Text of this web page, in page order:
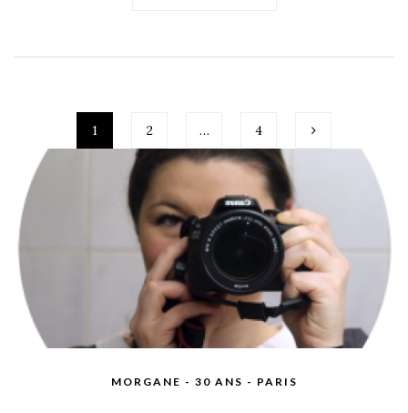
1 2 … 4
MORGANE - 30 ANS - PARIS